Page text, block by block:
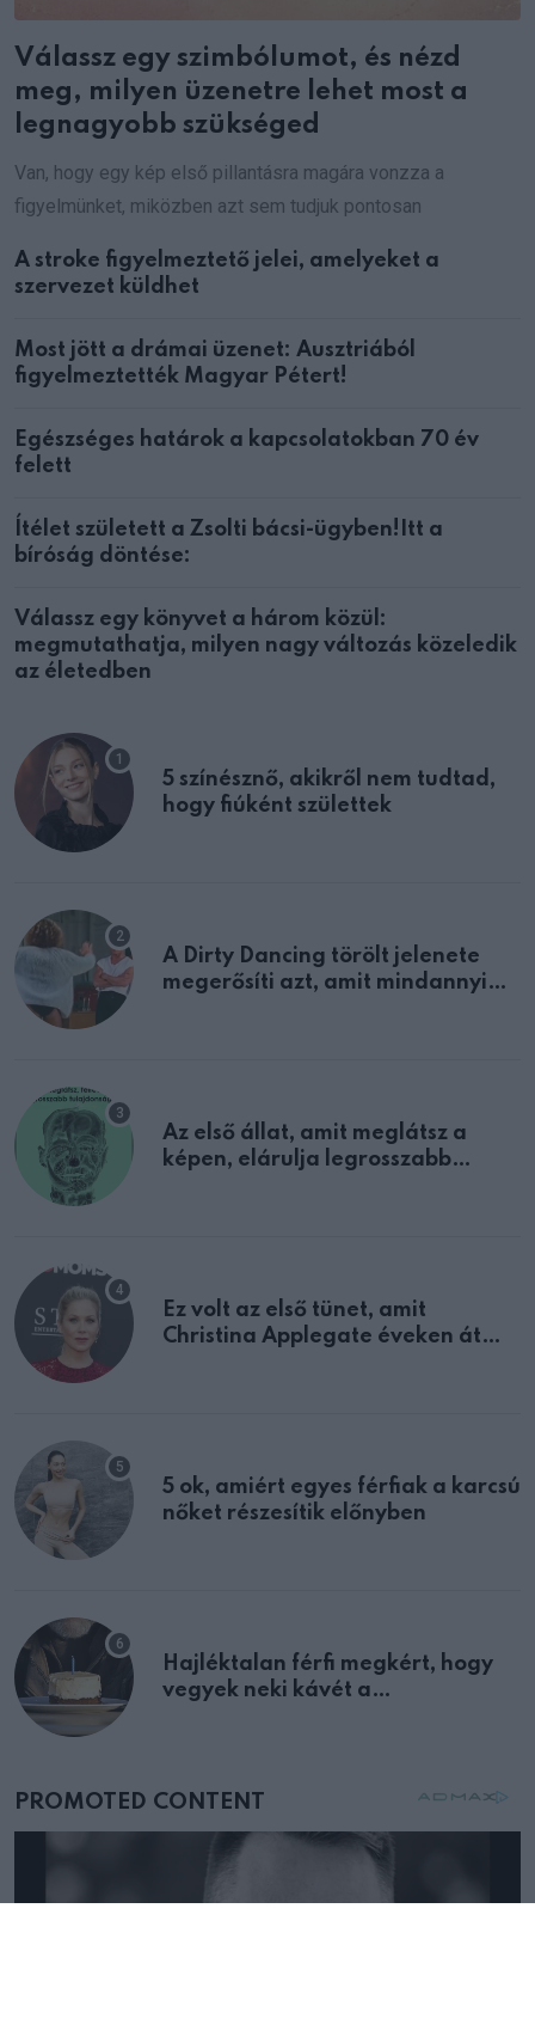
Válassz egy szimbólumot, és nézd
meg, milyen üzenetre lehet most a
legnagyobb szükséged
Van, hogy egy kép első pillantásra magára vonzza a
figyelmünket, miközben azt sem tudjuk pontosan
A stroke figyelmeztető jelei, amelyeket a
szervezet küldhet
Most jött a drámai üzenet: Ausztriából
figyelmeztették Magyar Pétert!
Egészséges határok a kapcsolatokban 70 év
felett
Ítélet született a Zsolti bácsi-ügyben!Itt a
bíróság döntése:
Válassz egy könyvet a három közül:
megmutathatja, milyen nagy változás közeledik
az életedben
5 színésznő, akikről nem tudtad,
hogy fiúként születtek
A Dirty Dancing törölt jelenete
megerősíti azt, amit mindannyian
Az első állat, amit meglátsz a
képen, elárulja legrosszabb
Ez volt az első tünet, amit
Christina Applegate éveken át
5 ok, amiért egyes férfiak a karcsú
nőket részesítik előnyben
Hajléktalan férfi megkért, hogy
vegyek neki kávét a